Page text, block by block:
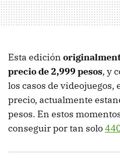
Esta edición
precio de 2,999 pesos, y
los casos de videojuegos,
precio, actualmente
pesos. En estos
conseguir por tan solo